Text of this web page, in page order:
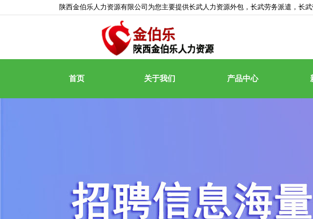
陕西金伯乐人力资源有限公司为您主要提供长武人力资源外包 ，长武劳务派遣，长
首页 关于我们 产品中心